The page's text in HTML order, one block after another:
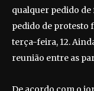
qualquer pedido
pedido de protesto
terça-feira, 12.
reunião entre as